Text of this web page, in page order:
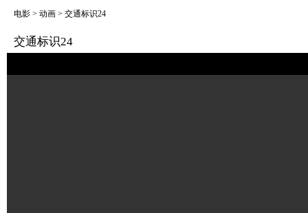
电影 > 动画 > 交通标识24
交通标识24